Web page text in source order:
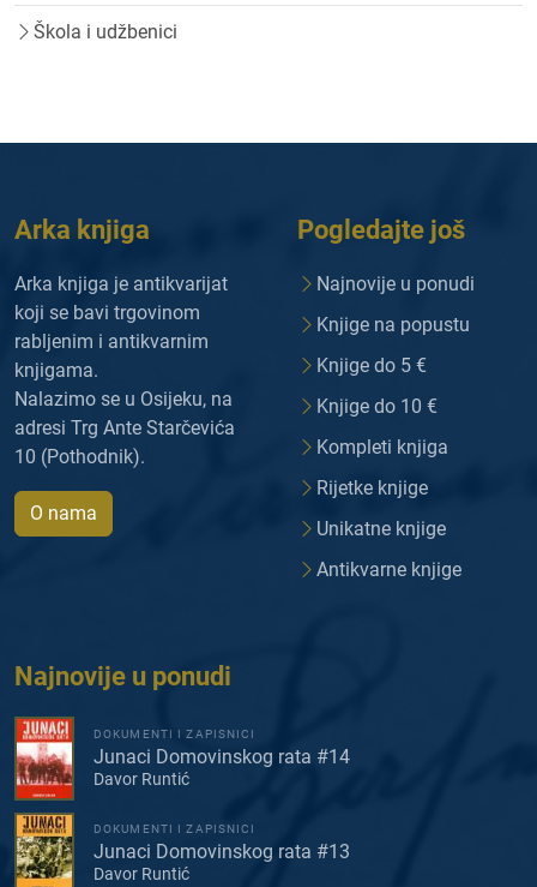
Škola i udžbenici
Arka knjiga
Arka knjiga je antikvarijat
koji se bavi trgovinom
rabljenim i antikvarnim
knjigama.
Nalazimo se u Osijeku, na
adresi Trg Ante Starčevića
10 (Pothodnik).
O nama
Pogledajte još
Najnovije u ponudi
Knjige na popustu
Knjige do 5 €
Knjige do 10 €
Kompleti knjiga
Rijetke knjige
Unikatne knjige
Antikvarne knjige
Najnovije u ponudi
DOKUMENTI I ZAPISNICI
Junaci Domovinskog rata #14
Davor Runtić
DOKUMENTI I ZAPISNICI
Junaci Domovinskog rata #13
Davor Runtić